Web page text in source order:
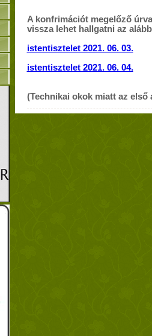
A konfrimációt megelőző
vissza lehet hallgatni az
istentisztelet 2021. 06. 03.
istentisztelet 2021. 06. 04.
(Technikai okok miatt az